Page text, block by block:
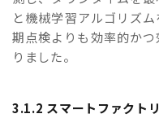
と機械学習アルゴリズ
期点検よりも効率的か
りました。
3.1.2 スマートファクト